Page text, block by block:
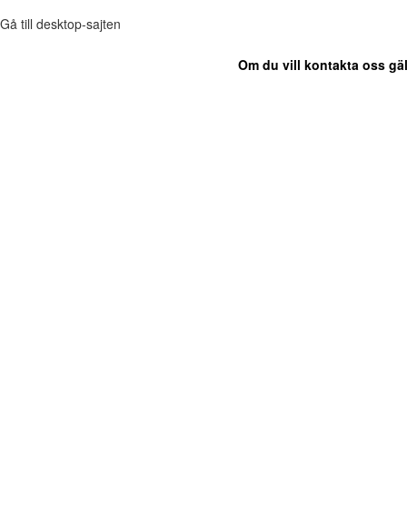
Gå till desktop-sajten
Om du vill kontakta oss